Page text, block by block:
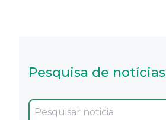
Pesquisa de notícias